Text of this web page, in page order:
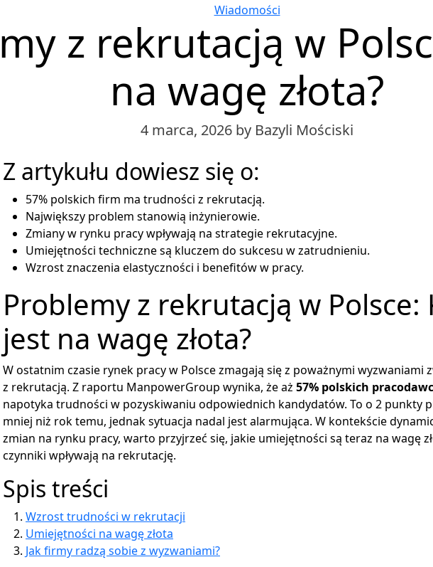
Categories
Wiadomości
z rekrutacją w
na wagę złota?
4 marca, 2026 by Bazyli Mościski
Z artykułu dowiesz się o:
57% polskich firm ma trudności z rekrutacją.
Największy problem stanowią inżynierowie.
Zmiany w rynku pracy wpływają na strategie rekrutacyjne.
Umiejętności techniczne są kluczem do sukcesu w zatrudnieniu.
Wzrost znaczenia elastyczności i benefitów w pracy.
Problemy z rekrutacją w Polsce:
jest na wagę złota?
W ostatnim czasie rynek pracy w Polsce zmagają się z poważnymi wyzwaniami
z rekrutacją. Z raportu ManpowerGroup wynika, że aż 57% polskich
napotyka trudności w pozyskiwaniu odpowiednich kandydatów. To o 2 punkty
mniej niż rok temu, jednak sytuacja nadal jest alarmująca. W kontekście
zmian na rynku pracy, warto przyjrzeć się, jakie umiejętności są teraz na wagę
czynniki wpływają na rekrutację.
Spis treści
Wzrost trudności w rekrutacji
Umiejętności na wagę złota
Jak firmy radzą sobie z wyzwaniami?